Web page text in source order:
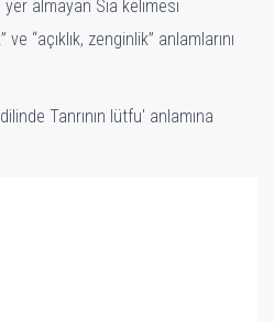
almayan Sia kelimesi
“açıklık, zenginlik” anlamlarını
Tanrının lütfu' anlamına